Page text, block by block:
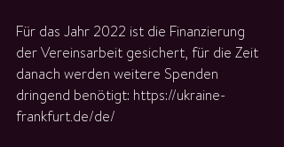
Für das Jahr 2022 ist die Finanzierung
der Vereinsarbeit gesichert, für die Zeit
danach werden weitere Spenden
dringend benötigt: https://ukraine-
frankfurt.de/de/